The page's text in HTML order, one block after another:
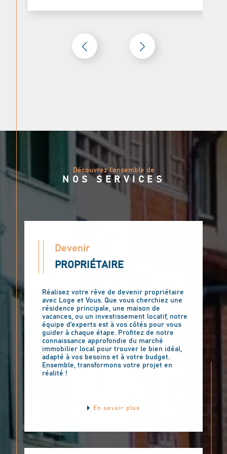
rendre votre expérience aussi fluide que
possible, avec une attention particulière à
Téléphone: 05 63 51 09 98
: agence.castres@logeetvous.fr
: 3 Rue Milhau Ducommun,
81100 Castres
Chez Loge et vous, nous sommes ici pour faire
de vos projets immobiliers une réussite, avec
Découvrez l'ensemble de
NOS SERVICES
Devenir
PROPRIÉTAIRE
Réalisez votre rêve de devenir propriétaire
avec Loge et Vous. Que vous cherchiez une
résidence principale, une maison de
vacances, ou un investissement locatif, notre
équipe d'experts est à vos côtés pour vous
guider à chaque étape. Profitez de notre
connaissance approfondie du marché
immobilier local pour trouver le bien idéal,
adapté à vos besoins et à votre budget.
Ensemble, transformons votre projet en
réalité !
En savoir plus